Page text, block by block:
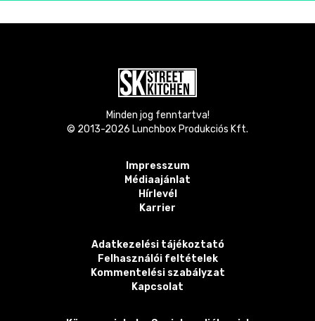
Minden jog fenntartva!
© 2013-2026 Lunchbox Produkciós Kft.
Impresszum
Médiaajánlat
Hírlevél
Karrier
Adatkezelési tájékoztató
Felhasználói feltételek
Kommentelési szabályzat
Kapcsolat